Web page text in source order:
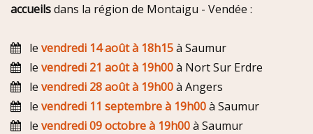
accueilsdans la région de Montaigu - Vendée :
le vendredi 14 août à 18h15à Saumur
le vendredi 21 août à 19h00à Nort Sur Erdre
le vendredi 28 août à 19h00à Angers
le vendredi 11 septembre à 19h00à Saumur
le vendredi 09 octobre à 19h00à Saumur